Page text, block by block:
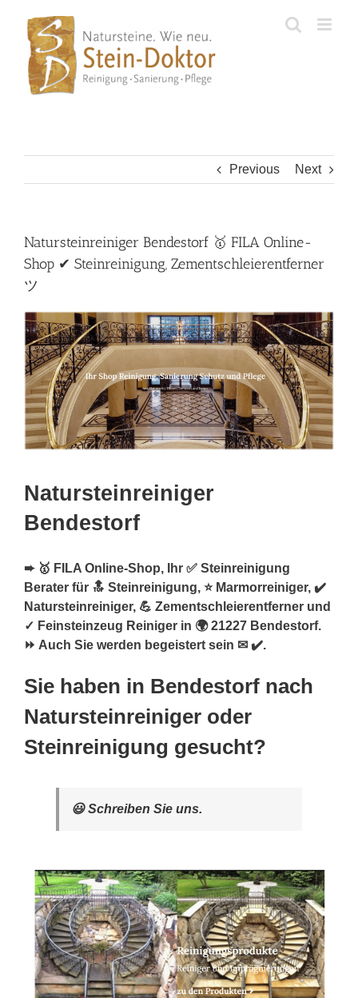
content
Previous Next
Natursteinreiniger Bendestorf 🥇 FILA Online-
Shop ✔ Steinreinigung, Zementschleierentferner
ツ
Natursteinreiniger
Bendestorf
➨ 🥇 FILA Online-Shop, Ihr ✅ Steinreinigung
Berater für 🔝 Steinreinigung, ⭐ Marmorreiniger, ✔️
Natursteinreiniger, 💪 Zementschleierentferner und
✓ Feinsteinzeug Reiniger in 🌍 21227 Bendestorf.
⏩ Auch Sie werden begeistert sein ✉ ✔️.
Sie haben in Bendestorf nach
Natursteinreiniger oder
Steinreinigung gesucht?
😃 Schreiben Sie uns.